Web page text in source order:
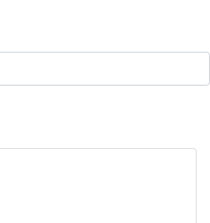
Ricerca -